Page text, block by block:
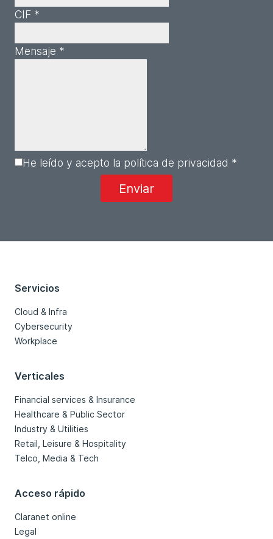
CIF *
Mensaje *
He leído y acepto la política de privacidad *
Servicios
Cloud & Infra
Cybersecurity
Workplace
Verticales
Financial services & Insurance
Healthcare & Public Sector
Industry & Utilities
Retail, Leisure & Hospitality
Telco, Media & Tech
Acceso rápido
Claranet online
Legal